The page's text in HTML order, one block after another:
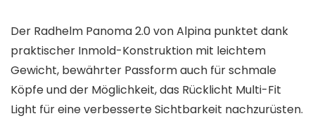
Der Radhelm Panoma 2.0 von Alpina punktet dank
praktischer Inmold-Konstruktion mit leichtem
Gewicht, bewährter Passform auch für schmale
Köpfe und der Möglichkeit, das Rücklicht Multi-Fit
Light für eine verbesserte Sichtbarkeit nachzurüsten.